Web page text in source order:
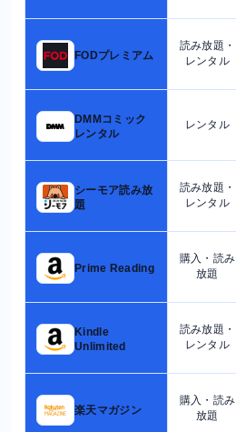
FODプレミアム
読み放題・
レンタル
DMMコミック
レンタル
レンタル
シーモア読み放
題
読み放題・
レンタル
Prime Reading
購入・読み
放題
Kindle
Unlimited
読み放題・
レンタル
楽天マガジン
購入・読み
放題